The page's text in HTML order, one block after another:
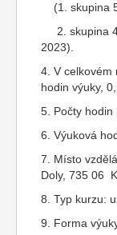
(1. skupina
2. skupina
2023).
4. V celkovém
hodin výuky,
5. Počty
6. Výuková
7. Místo
Doly, 735 06
8. Typ kurzu:
9. Forma